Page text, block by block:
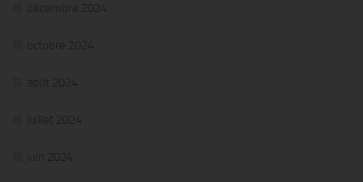
décembre 2024
octobre 2024
août 2024
juillet 2024
juin 2024